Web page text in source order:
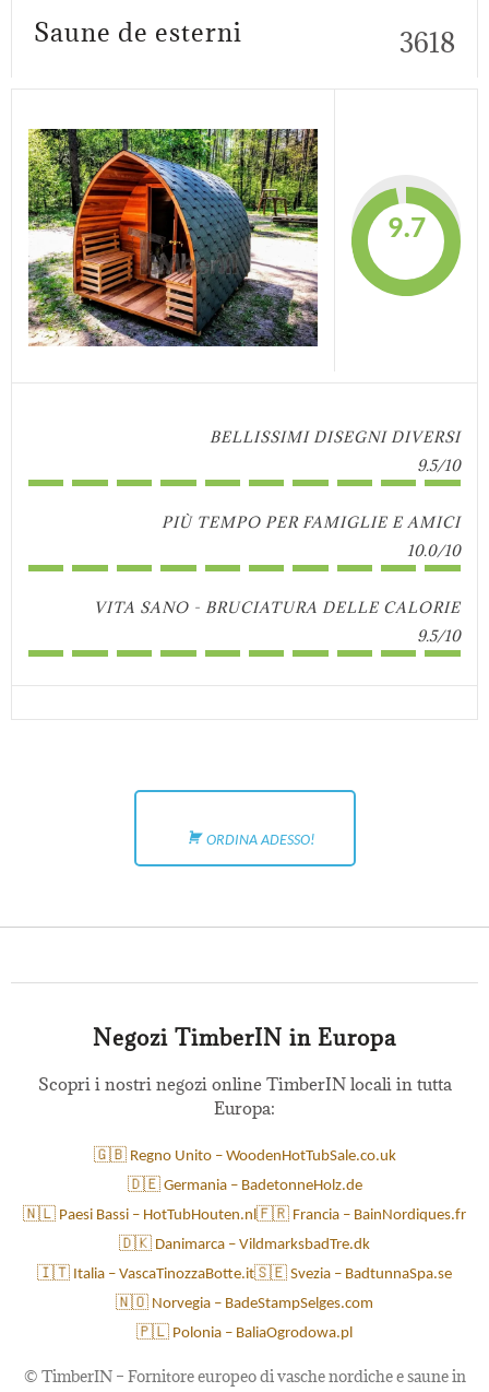
Saune de esterni 3618
9.7
BELLISSIMI DISEGNI DIVERSI
9.5/10
PIÙ TEMPO PER FAMIGLIE E AMICI
10.0/10
VITA SANO - BRUCIATURA DELLE CALORIE
9.5/10
ORDINA ADESSO!
Negozi TimberIN in Europa
Scopri i nostri negozi online TimberIN locali in tutta
Europa:
🇬🇧 Regno Unito – WoodenHotTubSale.co.uk
🇩🇪 Germania – BadetonneHolz.de
🇳🇱 Paesi Bassi – HotTubHouten.nl 🇫🇷 Francia – BainNordiques.fr
🇩🇰 Danimarca – VildmarksbadTre.dk
🇮🇹 Italia – VascaTinozzaBotte.it🇸🇪 Svezia – BadtunnaSpa.se
🇳🇴 Norvegia – BadeStampSelges.com
🇵🇱 Polonia – BaliaOgrodowa.pl
© TimberIN – Fornitore europeo di vasche nordiche e saune in